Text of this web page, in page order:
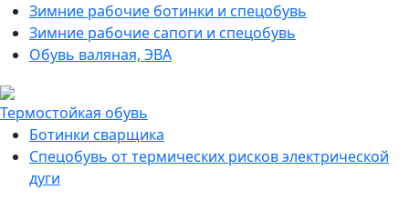
Зимние рабочие ботинки и спецобувь
Зимние рабочие сапоги и спецобувь
Обувь валяная, ЭВА
Термостойкая обувь
Ботинки сварщика
Спецобувь от термических рисков электрической
дуги